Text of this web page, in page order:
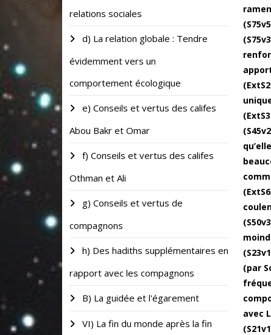
relations sociales
d) La relation globale : Tendre
évidemment vers un
comportement écologique
e) Conseils et vertus des califes
Abou Bakr et Omar
f) Conseils et vertus des califes
Othman et Ali
g) Conseils et vertus de
compagnons
h) Des hadiths supplémentaires en
rapport avec les compagnons
B) La guidée et l'égarement
VI) La fin du monde après la fin
(par
avec